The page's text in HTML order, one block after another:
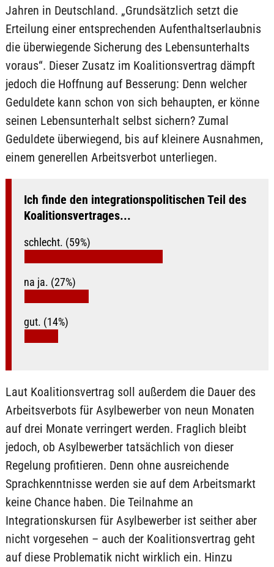
Jahren in Deutschland. „Grundsätzlich setzt die
Erteilung einer entsprechenden Aufenthaltserlaubnis
die überwiegende Sicherung des Lebensunterhalts
voraus“. Dieser Zusatz im Koalitionsvertrag dämpft
jedoch die Hoffnung auf Besserung: Denn welcher
Geduldete kann schon von sich behaupten, er könne
seinen Lebensunterhalt selbst sichern? Zumal
Geduldete überwiegend, bis auf kleinere Ausnahmen,
einem generellen Arbeitsverbot unterliegen.
Ich finde den integrationspolitischen Teil des
Koalitionsvertrages...
schlecht. (59%)
na ja. (27%)
gut. (14%)
Laut Koalitionsvertrag soll außerdem die Dauer des
Arbeitsverbots für Asylbewerber von neun Monaten
auf drei Monate verringert werden. Fraglich bleibt
jedoch, ob Asylbewerber tatsächlich von dieser
Regelung profitieren. Denn ohne ausreichende
Sprachkenntnisse werden sie auf dem Arbeitsmarkt
keine Chance haben. Die Teilnahme an
Integrationskursen für Asylbewerber ist seither aber
nicht vorgesehen – auch der Koalitionsvertrag geht
auf diese Problematik nicht wirklich ein. Hinzu